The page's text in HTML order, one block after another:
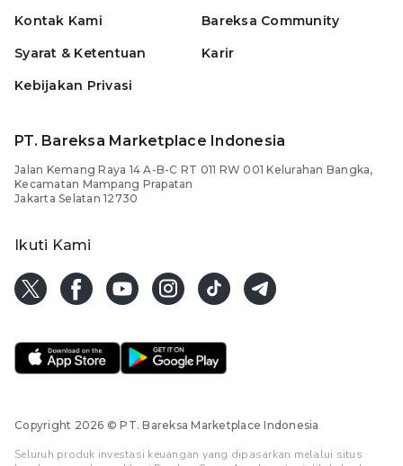
Kontak Kami
Syarat & Ketentuan
Kebijakan Privasi
Bareksa Community
Karir
PT. Bareksa Marketplace Indonesia
Jalan Kemang Raya 14 A-B-C RT 011 RW 001 Kelurahan Bangka,
Kecamatan Mampang Prapatan
Jakarta Selatan 12730
Ikuti Kami
Copyright 2026 © PT. Bareksa Marketplace Indonesia
Seluruh produk investasi keuangan yang dipasarkan melalui situs